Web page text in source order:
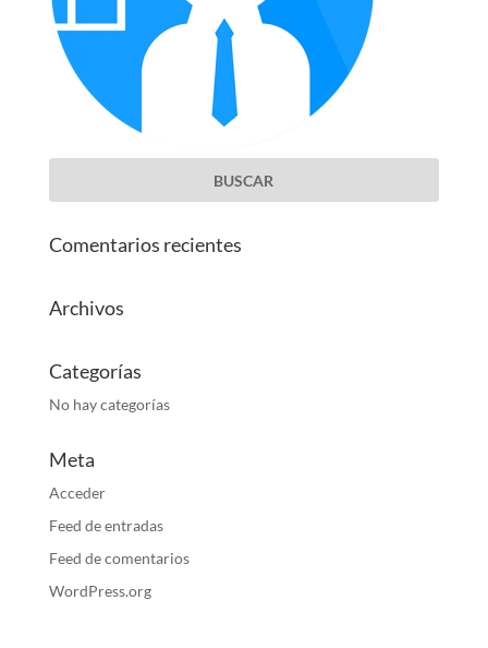
Comentarios recientes
Archivos
Categorías
No hay categorías
Meta
Acceder
Feed de entradas
Feed de comentarios
WordPress.org